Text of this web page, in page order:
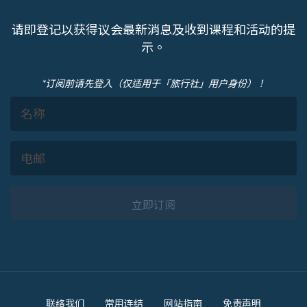
请即登记以获得议会最新消息及收到课程和活动的提
示。
*订阅前请先登入（仅适用于「旅行社」用户身份）！
立即订阅
联络我们 常用连结 网站指南 免责声明